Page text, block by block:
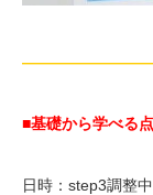
■基礎から学べる
日時：step3調整中